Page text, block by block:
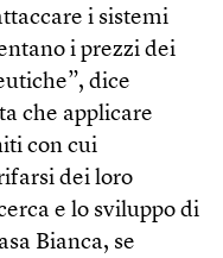
i sistemi
i prezzi dei
dice
che applicare
con cui
dei loro
e lo sviluppo di
Bianca, se